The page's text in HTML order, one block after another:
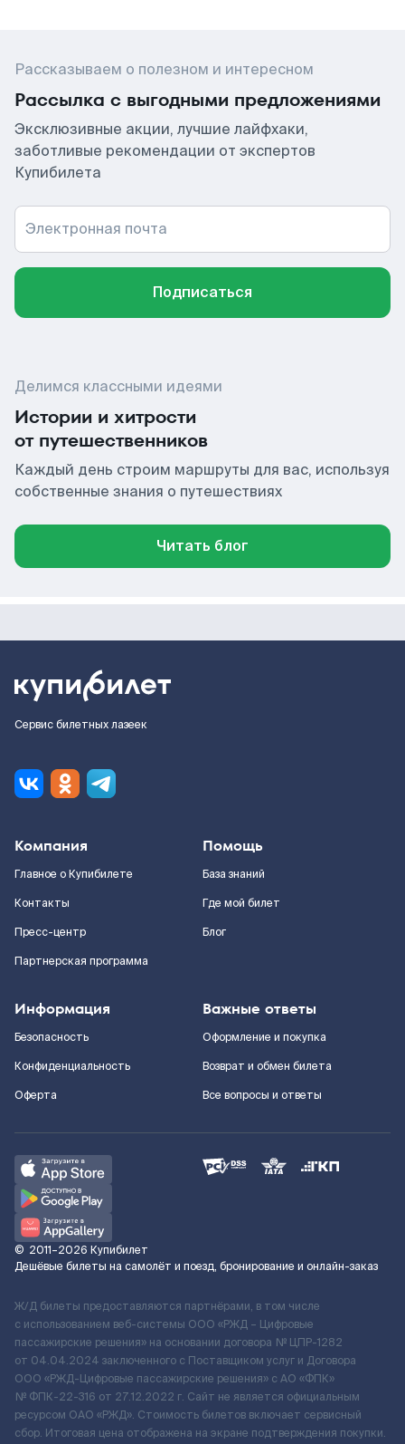
Рассказываем о полезном и интересном
Рассылка с выгодными предложениями
Эксклюзивные акции, лучшие лайфхаки,
заботливые рекомендации от экспертов
Купибилета
Электронная почта
Подписаться
Делимся классными идеями
Истории и хитрости
от путешественников
Каждый день строим маршруты для вас, используя
собственные знания о путешествиях
Читать блог
Сервис билетных лазеек
Компания
Главное о Купибилете
Контакты
Пресс-центр
Партнерская программа
Помощь
База знаний
Где мой билет
Блог
Информация
Безопасность
Конфиденциальность
Оферта
Важные ответы
Оформление и покупка
Возврат и обмен билета
Все вопросы и ответы
© 2011–2026 Купибилет
Дешёвые билеты на самолёт и поезд, бронирование и онлайн-заказ
Ж/Д билеты предоставляются партнёрами, в том числе
с использованием веб-системы ООО «РЖД – Цифровые
пассажирские решения» на основании договора № ЦПР-1282
от 04.04.2024 заключенного с Поставщиком услуг и Договора
ООО «РЖД-Цифровые пассажирские решения» c АО «ФПК»
№ ФПК-22-316 от 27.12.2022 г. Сайт не является официальным
ресурсом ОАО «РЖД». Стоимость билетов включает сервисный
сбор. Итоговая цена отображена на экране подтверждения покупки.